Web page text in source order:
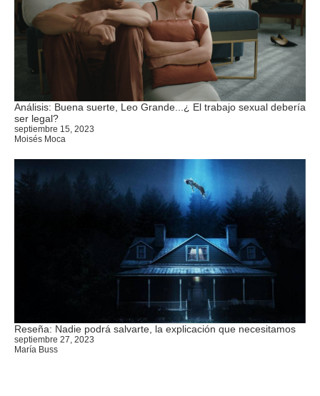
Análisis: Buena suerte, Leo Grande...¿ El trabajo sexual debería
ser legal?
septiembre 15, 2023
Moisés Moca
Reseña: Nadie podrá salvarte, la explicación que necesitamos
septiembre 27, 2023
María Buss